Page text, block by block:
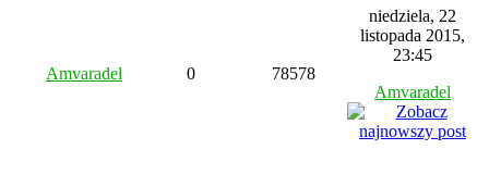
Amvaradel 0 78578
niedziela, 22
listopada 2015,
23:45
Amvaradel